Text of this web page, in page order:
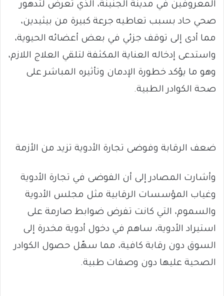
المعروفين في مدينة الجنينة، الذي تعرض لتدهور
صحي حاد بسبب تعاطيه جرعة كبيرة من بيثيدين،
مما أدى إلى توقف جزئي في بعض أعضائه الحيوية،
واستدعى إدخاله العناية المكثفة لتلقي العلاج اللازم،
وهو ما يؤكد خطورة الإدمان وتأثيره المباشر على
صحة الكوادر الطبية.
ضعف الرقابة وفوضى تجارة الأدوية تزيد من الأزمة
وأشارت المصادر إلى أن الفوضى في تجارة الأدوية
وغياب المؤسسات الرقابية مثل مجلس الأدوية
والسموم، التي كانت تفرض ضوابط صارمة على
استيراد الأدوية، ساهم في دخول أدوية مخدرة إلى
السوق دون رقابة كافية، مما سهّل حصول الكوادر
الصحية عليها دون وصفات طبية.